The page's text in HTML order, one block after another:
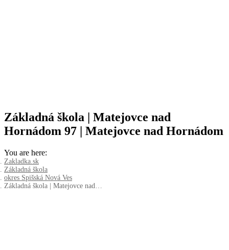
Základná škola | Matejovce nad
Hornádom 97 | Matejovce nad Hornádom
You are here:
Zakladka.sk
Základná škola
okres Spišská Nová Ves
Základná škola | Matejovce nad…